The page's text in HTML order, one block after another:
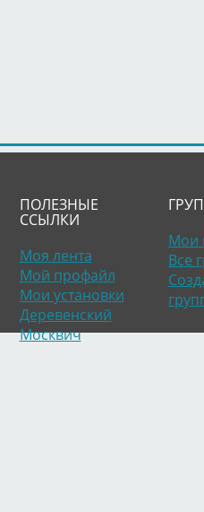
ПОЛЕЗНЫЕ
ССЫЛКИ
Моя лента
Мой профайл
Мои установки
Деревенский
Москвич
Мои
Все